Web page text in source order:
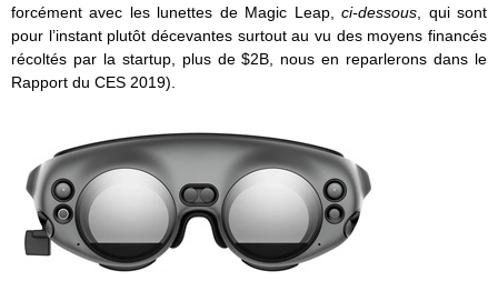
forcément avec les lunettes de Magic Leap,ci-dessous , qui sont
pour l’instant plutôt décevantes surtout au vu des moyens financés
récoltés par la startup, plus de $2B, nous en reparlerons dans le
Rapport du CES 2019).